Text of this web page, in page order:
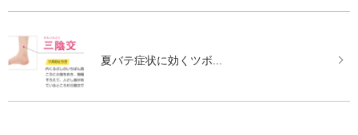
夏バテ症状に効くツボ...